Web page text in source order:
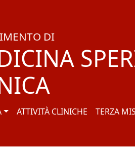
DI
ATTIVITÀ CLINICHE TERZA